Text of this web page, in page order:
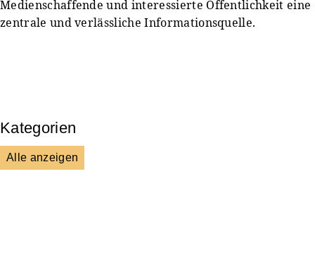
Medienschaffende und interessierte Öffentlichkeit eine
zentrale und verlässliche Informationsquelle.
Kategorien
Alle anzeigen